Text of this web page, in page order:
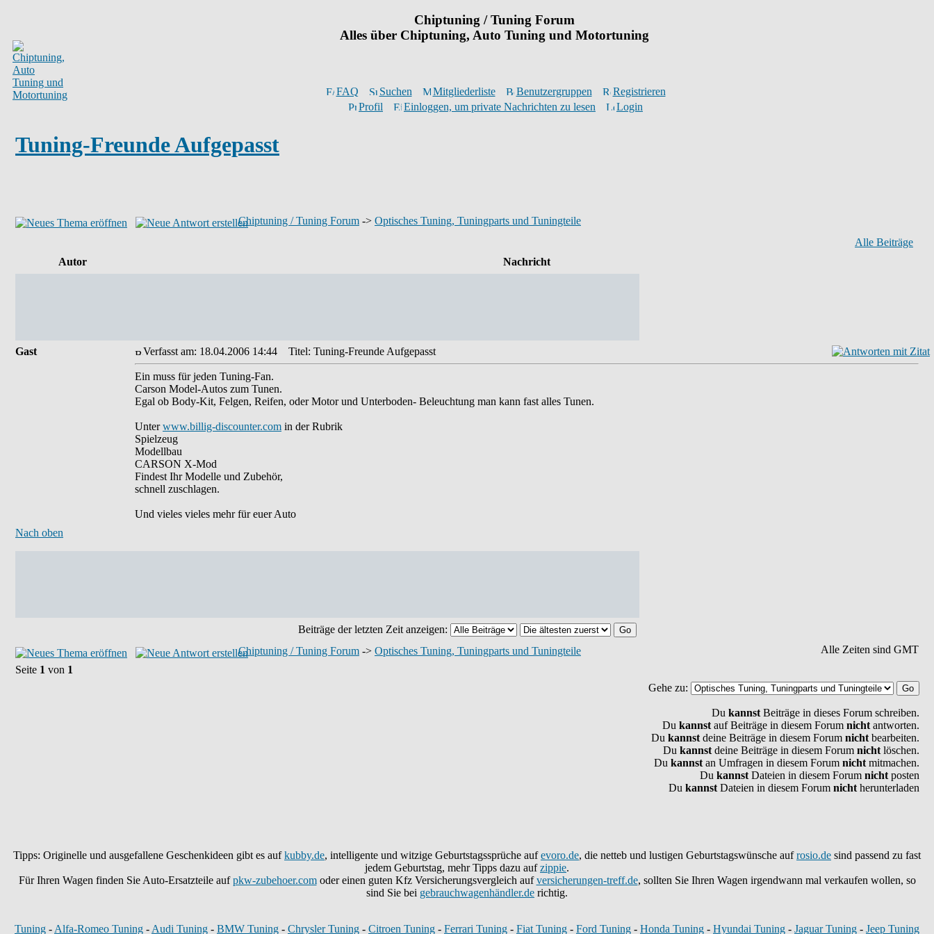
Chiptuning / Tuning Forum
Alles über Chiptuning, Auto Tuning und Motortuning
FAQ Suchen Mitgliederliste Benutzergruppen
Registrieren
Profil
Einloggen, um private Nachrichten zu lesen Login
Tuning-Freunde Aufgepasst
Chiptuning / Tuning Forum -> Optisches Tuning, Tuningparts und Tuningteile
Alle Beiträge
Autor
Nachricht
Gast Verfasst am: 18.04.2006 14:44 Titel: Tuning-Freunde Aufgepasst
Ein muss für jeden Tuning-Fan.
Carson Model-Autos zum Tunen.
Egal ob Body-Kit, Felgen, Reifen, oder Motor und Unterboden- Beleuchtung man kann fast alles Tunen.
Unterwww.billig-discounter.com in der Rubrik
Spielzeug
Modellbau
CARSON X-Mod
Findest Ihr Modelle und Zubehör,
schnell zuschlagen.
Und vieles vieles mehr für euer Auto
Nach oben
Beiträge der letzten Zeit anzeigen:
Chiptuning / Tuning Forum -> Optisches Tuning, Tuningparts und Tuningteile
Alle Zeiten sind GMT
Seite 1 von 1
Gehe zu:
Du kannst Beiträge in dieses Forum schreiben.
Du kannst auf Beiträge in diesem Forum nicht antworten.
Du kannst deine Beiträge in diesem Forum nicht bearbeiten.
Du kannst deine Beiträge in diesem Forum nicht löschen.
Du kannst an Umfragen in diesem Forum nicht mitmachen.
Du kannst Dateien in diesem Forum nicht posten
Du kannst Dateien in diesem Forum nicht herunterladen
Tipps: Originelle und ausgefallene Geschenkideen gibt es aufkubby.de, intelligente und witzige Geburtstagssprüche aufevoro.de, die netteb und lustigen Geburtstagswünsche aufrosio.de sind passend zu fast
jedem Geburtstag, mehr Tipps dazu aufzippie.
Für Ihren Wagen finden Sie Auto-Ersatzteile aufpkw-zubehoer.comoder einen guten Kfz Versicherungsvergleich aufversicherungen-treff.de, sollten Sie Ihren Wagen irgendwann mal verkaufen wollen, so
sind Sie bei gebrauchwagenhändler.de richtig.
Tuning - Alfa-Romeo Tuning - Audi Tuning - BMW Tuning - Chrysler Tuning - Citroen Tuning - Ferrari Tuning - Fiat Tuning - Ford Tuning - Honda Tuning - Hyundai Tuning - Jaguar Tuning - Jeep Tuning